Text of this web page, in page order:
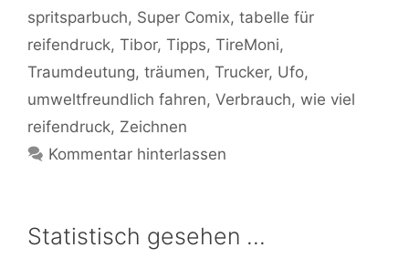
spritsparbuch, Super Comix, tabelle für
reifendruck, Tibor, Tipps, TireMoni,
Traumdeutung, träumen, Trucker, Ufo,
umweltfreundlich fahren, Verbrauch, wie viel
reifendruck, Zeichnen
Kommentar hinterlassen
Statistisch gesehen …